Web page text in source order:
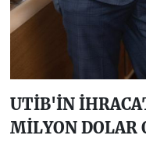
UTİB'İN
MİLYON DOLAR